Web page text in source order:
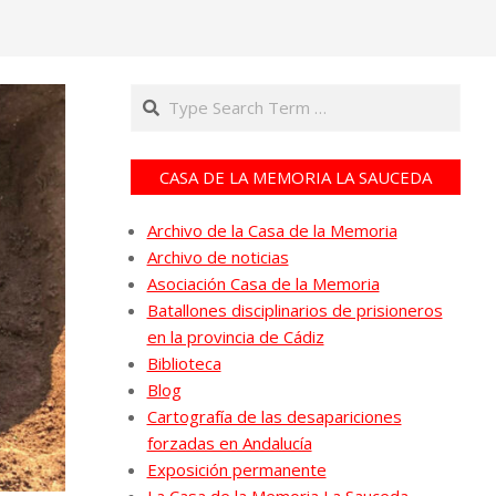
Search
CASA DE LA MEMORIA LA SAUCEDA
Archivo de la Casa de la Memoria
Archivo de noticias
Asociación Casa de la Memoria
Batallones disciplinarios de prisioneros
en la provincia de Cádiz
Biblioteca
Blog
Cartografía de las desapariciones
forzadas en Andalucía
Exposición permanente